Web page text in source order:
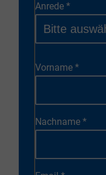
Anrede *
Vorname *
Nachname *